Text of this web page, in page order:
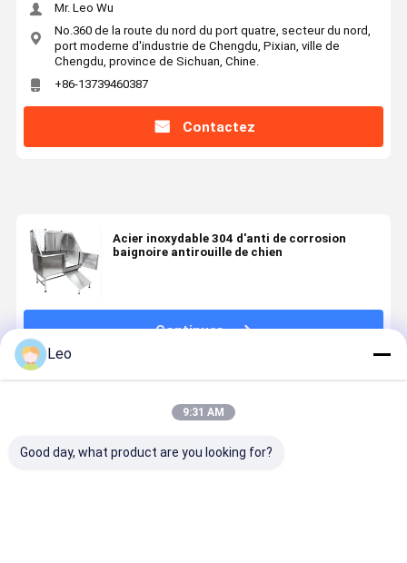
Mr. Leo Wu
No.360 de la route du nord du port quatre, secteur du nord,
port moderne d'industrie de Chengdu, Pixian, ville de
Chengdu, province de Sichuan, Chine.
+86-13739460387
Contactez
Acier inoxydable 304 d'anti de corrosion
baignoire antirouille de chien
Continuer
Leo
9:31 AM
Good day, what product are you looking for?